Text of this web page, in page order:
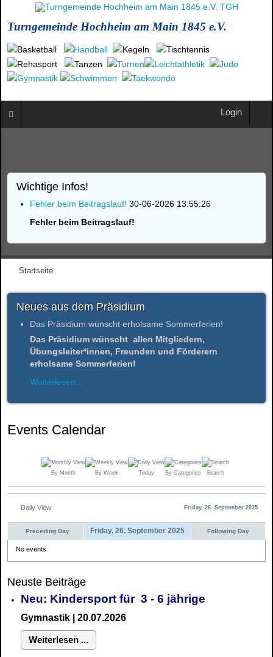
Turngemeinde Hochheim am Main 1845 e.V.
Login
Wichtige Infos!
Fehler beim Beitragslauf! 30-06-2026 13:55:26
Fehler beim Beitragslauf!
Startseite
Neues aus dem Präsidium
Das Präsidium wünscht erholsame Sommerferien!
Das Präsidium wünscht allen Mitgliedern,
Übungsleiter*innen, Freunden und Förderern
erholsame Sommerferien!
Weiterlesen...
Events Calendar
By Month By Week Today By Categories Search
Daily View Friday, 26. September 2025
Preceding Day Friday, 26. September 2025 Following Day
No events
Neuste Beiträge
Neu: Kindersport für 3 - 6 jährige
Gymnastik | 20.07.2026
Weiterlesen ...